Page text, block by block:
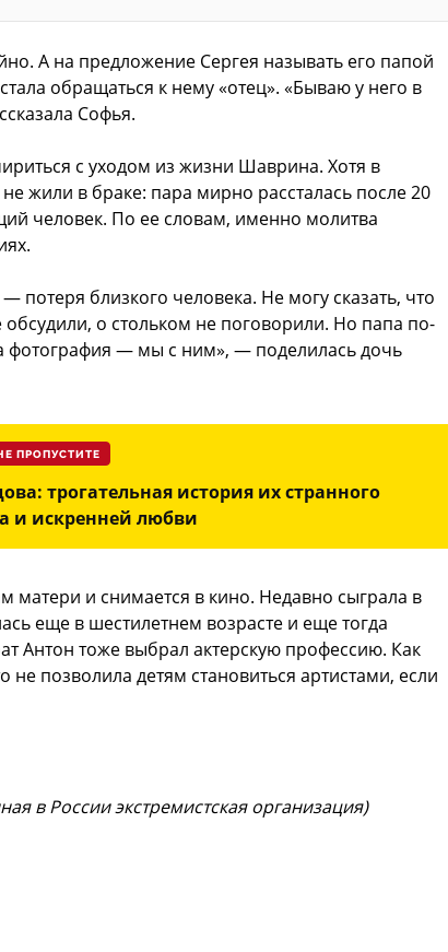
А на предложение Сергея называть его папой
обращаться к нему «отец». «Бываю у него в
Софья.
с уходом из жизни Шаврина. Хотя в
жили в браке: пара мирно рассталась после 20
человек. По ее словам, именно молитва
близкого человека. Не могу сказать, что
о стольком не поговорили. Но папа по-
фотография — мы с ним», — поделилась дочь
ПРОПУСТИТЕ
трогательная история их странного
и искренней любви
матери и снимается в кино. Недавно сыграла в
еще в шестилетнем возрасте и еще тогда
Антон тоже выбрал актерскую профессию. Как
позволила детям становиться артистами, если
в России экстремистская организация)